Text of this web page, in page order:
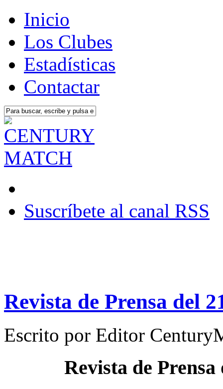
Inicio
Los Clubes
Estadísticas
Contactar
Suscríbete al canal RSS
Revista de Prensa del
Escrito por Editor
Revista de